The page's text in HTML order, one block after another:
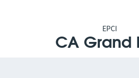
EPCI
CA Grand